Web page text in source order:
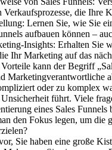
Verkaufsprozesse, die Ihre
Lernen Sie, wie Sie
aufbauen können –
Insights: Erhalten Sie
Ihr Marketing auf das
kann der Begriff
Marketingverantwortliche
oder zu komplex
führt. Viele
eines Sales
den Fokus legen, um die
Sie haben eine große